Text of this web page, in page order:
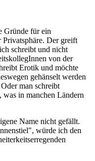
Gründe für ein
Privatsphäre. Der greift
schreibt und nicht
von der
Erotik und möchte
gehänselt werden
man schreibt
in manchen Ländern
Name nicht gefällt.
würde ich den